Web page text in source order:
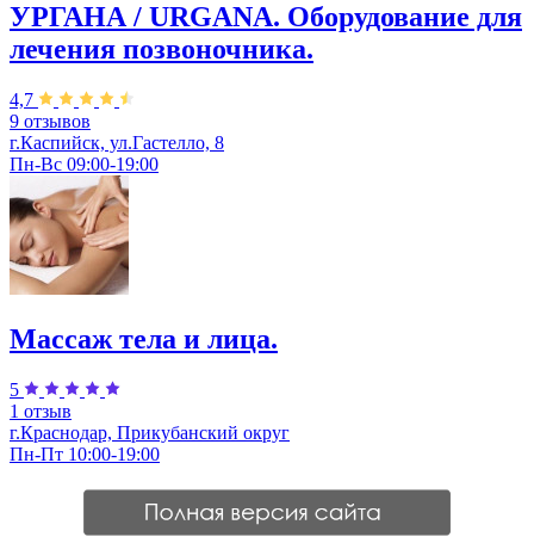
УРГАНА / URGANA. Оборудование для
лечения позвоночника.
4,7
9 отзывов
г.Каспийск, ул.Гастелло, 8
Пн-Вс 09:00-19:00
Массаж тела и лица.
5
1 отзыв
г.Краснодар, Прикубанский округ
Пн-Пт 10:00-19:00